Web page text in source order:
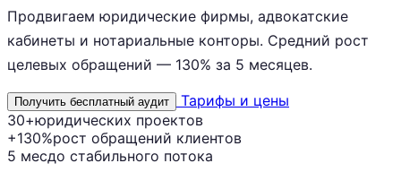
Продвигаем юридические фирмы, адвокатские
кабинеты и нотариальные конторы. Средний рост
целевых обращений — 130% за 5 месяцев.
Получить бесплатный аудит
Тарифы и цены
30+юридических проектов
+130%рост обращений клиентов
5 месдо стабильного потока